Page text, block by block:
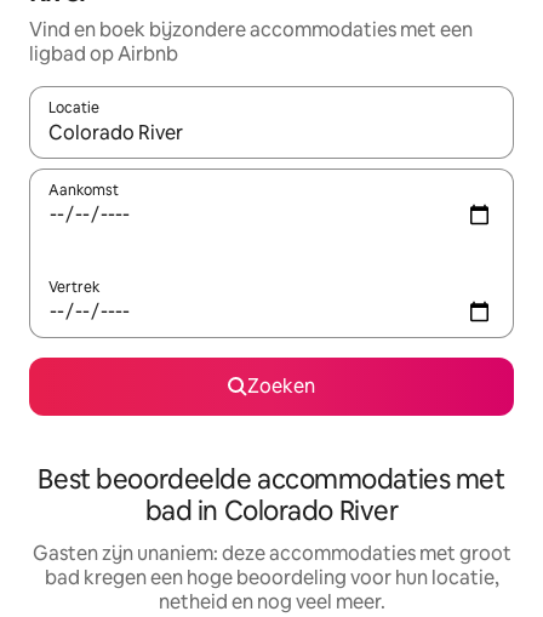
Vind en boek bijzondere accommodaties met een
ligbad op Airbnb
Locatie
Wanneer er resultaten beschikbaar zijn, maak je een keuze
Aankomst
Vertrek
Zoeken
Best beoordeelde accommodaties met
bad in Colorado River
Gasten zijn unaniem: deze accommodaties met groot
bad kregen een hoge beoordeling voor hun locatie,
netheid en nog veel meer.